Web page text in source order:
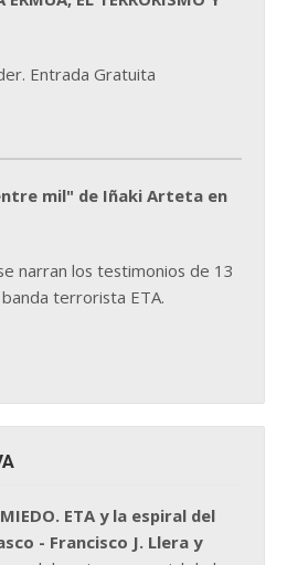
Entrada Gratuita
mil" de Iñaki Arteta en
narran los testimonios de 13
terrorista ETA.
MIEDO. ETA y la espiral del
- Francisco J. Llera y